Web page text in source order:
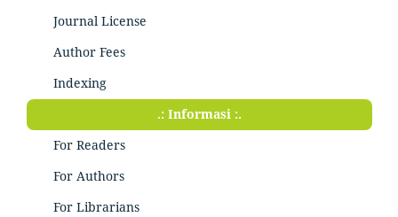
Journal License
Author Fees
Indexing
.: Informasi :.
For Readers
For Authors
For Librarians